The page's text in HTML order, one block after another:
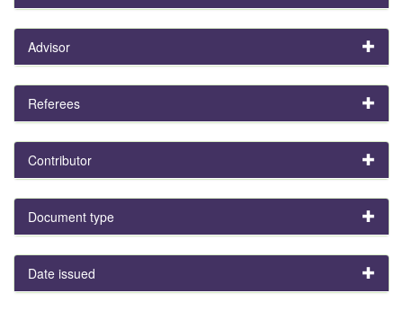
Advisor
Referees
Contributor
Document type
Date issued